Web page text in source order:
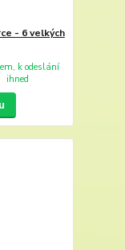
- 6 velkých
k odeslání
ihned